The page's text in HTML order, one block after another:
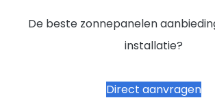
De beste zonnepanelen
installatie?
Direct aanvragen